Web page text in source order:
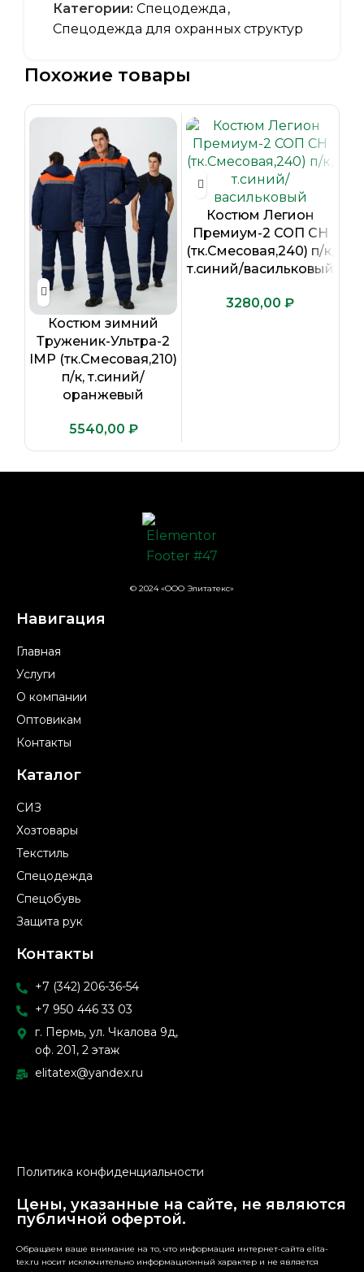
Категории: Спецодежда ,
Спецодежда для охранных структур
Похожие товары
Костюм зимний
Труженик-Ультра-2
IMP (тк.Смесовая,210)
п/к, т.синий/
оранжевый
₽
Костюм Легион
Премиум-2 СОП CH
(тк.Смесовая,240) п/к,
т.синий/васильковый
₽
© 2024 «ООО Элитатекс»
Навигация
Главная
Услуги
О компании
Оптовикам
Контакты
Каталог
СИЗ
Хозтовары
Текстиль
Спецодежда
Спецобувь
Защита рук
Контакты
+7 (342) 206-36-54
+7 950 446 33 03
г. Пермь, ул. Чкалова 9д,
оф. 201, 2 этаж
elitatex@yandex.ru
Политика конфиденциальности
Цены, указанные на сайте, не являются
публичной офертой.
Обращаем ваше внимание на то, что информация интернет-сайта elita-
tex.ru носит исключительно информационный характер и не является